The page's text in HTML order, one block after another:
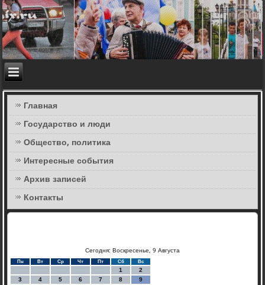
Главная
Государство и люди
Общество, политика
Интересные события
Архив записей
Контакты
Сегодня: Воскресенье, 9 Августа
Пн Вт Ср Чт Пт Сб Вс
1
2
3
4 5 6 7 8
9